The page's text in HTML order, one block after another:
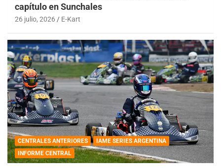
capítulo en Sunchales
26 julio, 2026 E-Kart
CENTRALES ANTERIORES
IAME SERIES ARGENTINA
INFORME CENTRAL